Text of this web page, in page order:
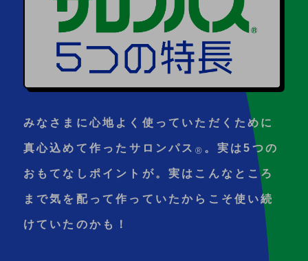
みなさまに心地よく使っていただくために
真心込めて作った サロンパス ® 。実は5つの
おもてなしポイントが。実はこんなところ
まで気を配って作っていたからこそ使い続
けていたのかも！